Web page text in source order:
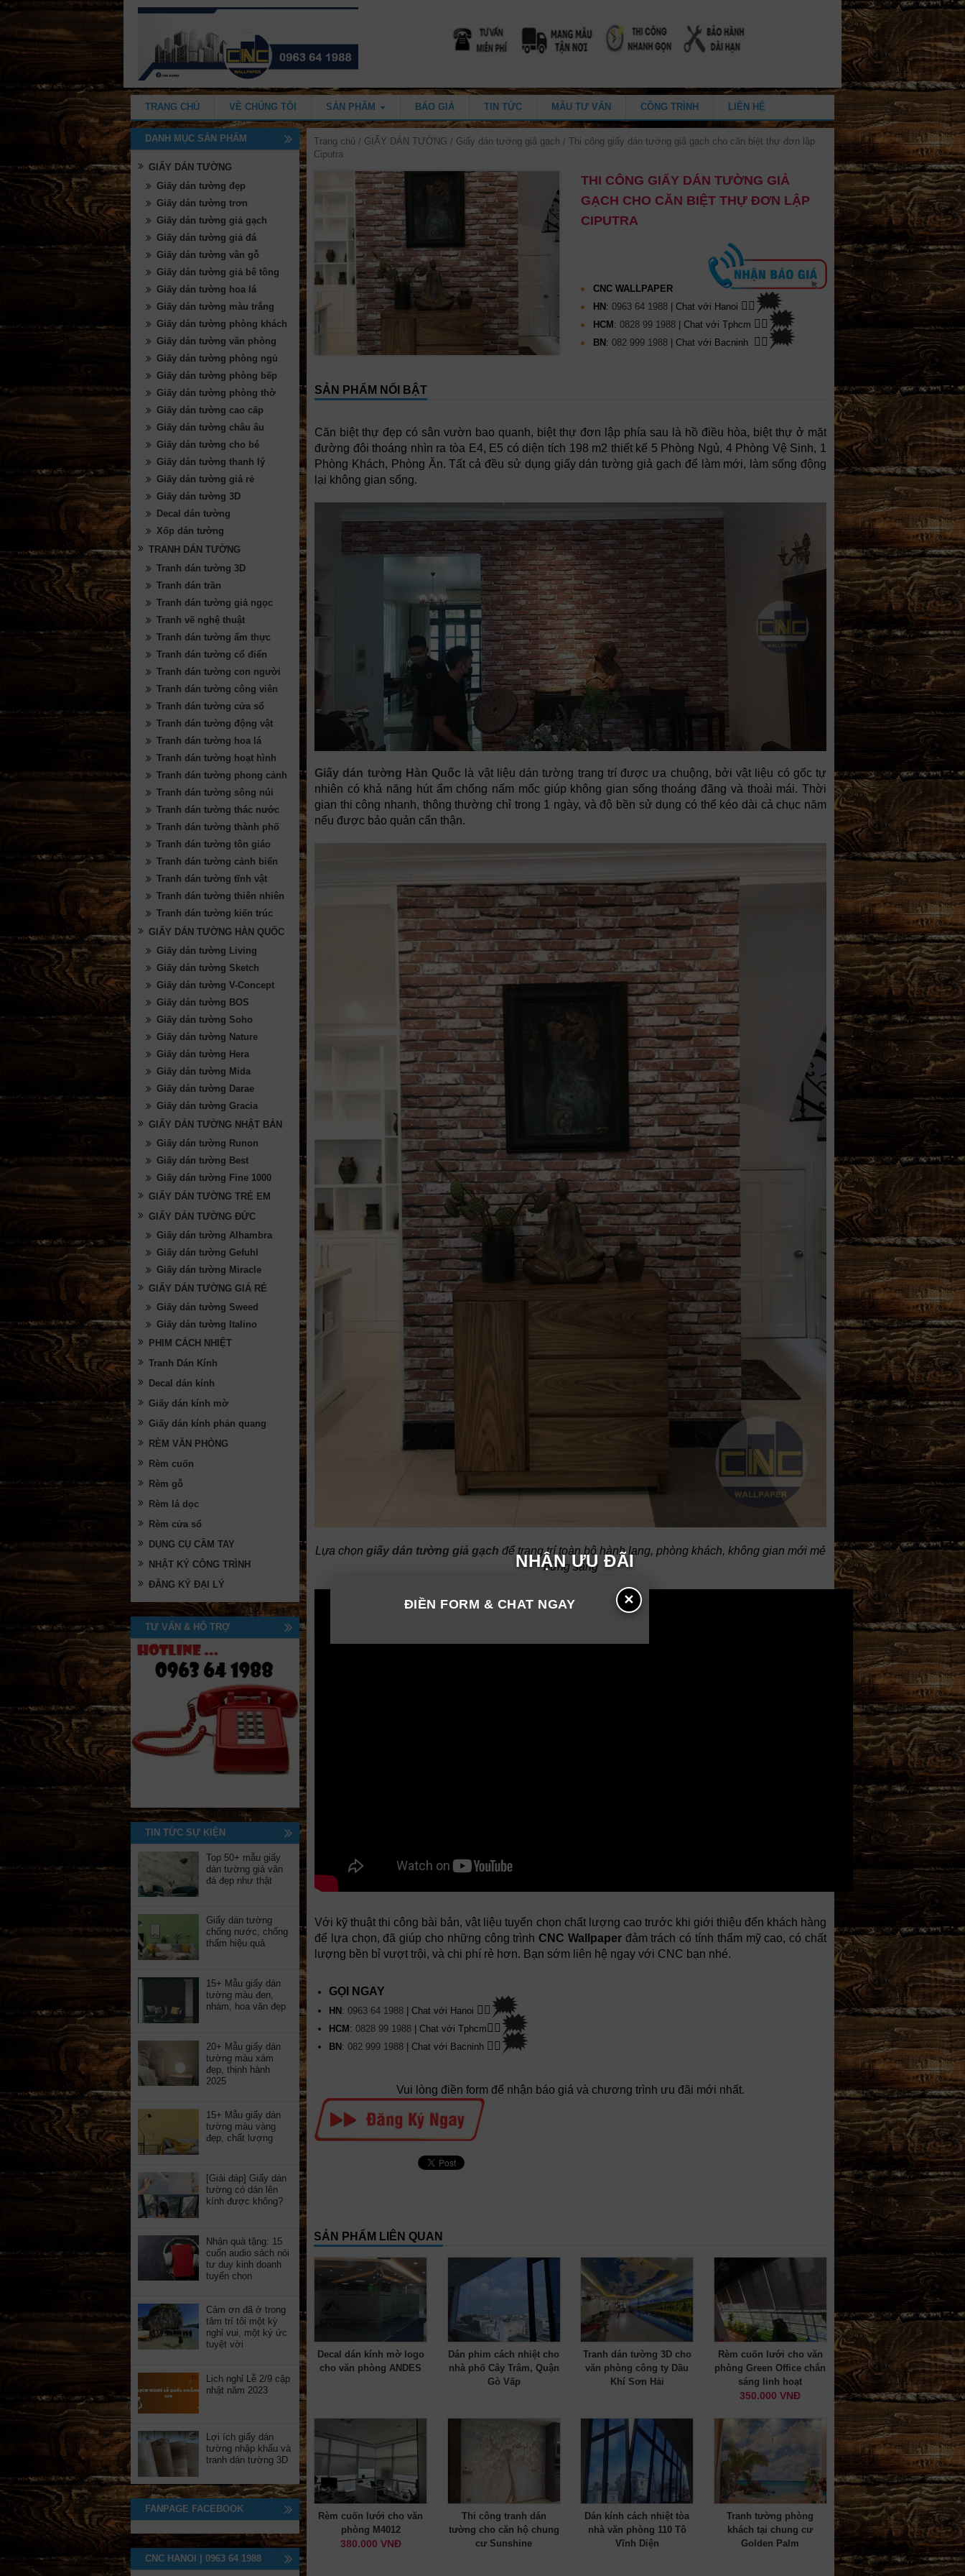
NHẬN ƯU ĐÃI
✕
ĐIỀN FORM & CHAT NGAY
TRANG CHỦ VỀ CHÚNG TÔI SẢN PHẨM BÁO GIÁ TIN TỨC MẪU TƯ VẤN CÔNG TRÌNH LIÊN HỆ
Trang chủ / GIẤY DÁN TƯỜNG / Giấy dán tường giả gạch / Thi công giấy dán tường giả gạch cho căn biệt thự đơn lập
Ciputra
THI CÔNG GIẤY DÁN TƯỜNG GIẢ
GẠCH CHO CĂN BIỆT THỰ ĐƠN LẬP
CIPUTRA
CNC WALLPAPER
HN : 0963 64 1988 | Chat với Hanoi 👉🏽 🗯
HCM : 0828 99 1988 | Chat với Tphcm 👉🏽 🗯
BN : 082 999 1988 | Chat với Bacninh 👉🏽 🗯
SẢN PHẨM NỔI BẬT
Căn biệt thự đẹp có sân vườn bao quanh, biệt thự đơn lập phía sau là hồ điều hòa, biệt thự ở mặt
đường đôi thoáng nhìn ra tòa E4, E5 có diện tích 198 m2 thiết kế 5 Phòng Ngủ, 4 Phòng Vệ Sinh, 1
Phòng Khách, Phòng Ăn. Tất cả đều sử dụng giấy dán tường giả gạch để làm mới, làm sống động
lại không gian sống.
Giấy dán tường Hàn Quốc là vật liệu dán tường trang trí được ưa chuộng, bởi vật liệu có gốc tự
nhiên có khả năng hút ẩm chống nấm mốc giúp không gian sống thoáng đãng và thoải mái. Thời
gian thi công nhanh, thông thường chỉ trong 1 ngày, và độ bền sử dụng có thể kéo dài cả chục năm
nếu được bảo quản cẩn thận.
Lựa chọn giấy dán tường giả gạch để trang trí toàn bộ hành lang, phòng khách, không gian mới mẻ
bừng sáng
Với kỹ thuật thi công bài bản, vật liệu tuyển chọn chất lượng cao trước khi giới thiệu đến khách hàng
để lựa chọn, đã giúp cho những công trìnhCNC Wallpaperđảm trách có tính thẩm mỹ cao, có chất
lượng bền bỉ vượt trội, và chi phí rẻ hơn. Bạn sớm liên hệ ngay với CNC bạn nhé.
GỌI NGAY
HN : 0963 64 1988 | Chat với Hanoi 👉🏽 🗯
HCM : 0828 99 1988 | Chat với Tphcm 👉🏽 🗯
BN : 082 999 1988 | Chat với Bacninh 👉🏽 🗯
Vui lòng điền form để nhận báo giá và chương trình ưu đãi mới nhất.
SẢN PHẨM LIÊN QUAN
Decal dán kính mờ logo
cho văn phòng ANDES
Dán phim cách nhiệt cho
nhà phố Cây Trâm, Quận
Gò Vấp
Tranh dán tường 3D cho
văn phòng công ty Dầu
Khí Sơn Hải
Rèm cuốn lưới cho văn
phòng Green Office chắn
sáng linh hoạt
350.000 VNĐ
Rèm cuốn lưới cho văn
phòng M4012
380.000 VNĐ
Thi công tranh dán
tường cho căn hộ chung
cư Sunshine
Dán kính cách nhiệt tòa
nhà văn phòng 110 Tô
Vĩnh Diện
Tranh tường phòng
khách tại chung cư
Golden Palm
DANH MỤC SẢN PHẨM
GIẤY DÁN TƯỜNG
Giấy dán tường đẹp
Giấy dán tường trơn
Giấy dán tường giả gạch
Giấy dán tường giả đá
Giấy dán tường vân gỗ
Giấy dán tường giả bê tông
Giấy dán tường hoa lá
Giấy dán tường màu trắng
Giấy dán tường phòng khách
Giấy dán tường văn phòng
Giấy dán tường phòng ngủ
Giấy dán tường phòng bếp
Giấy dán tường phòng thờ
Giấy dán tường cao cấp
Giấy dán tường châu âu
Giấy dán tường cho bé
Giấy dán tường thanh lý
Giấy dán tường giá rẻ
Giấy dán tường 3D
Decal dán tường
Xốp dán tường
TRANH DÁN TƯỜNG
Tranh dán tường 3D
Tranh dán trần
Tranh dán tường giả ngọc
Tranh vẽ nghệ thuật
Tranh dán tường ẩm thực
Tranh dán tường cổ điển
Tranh dán tường con người
Tranh dán tường công viên
Tranh dán tường cửa sổ
Tranh dán tường động vật
Tranh dán tường hoa lá
Tranh dán tường hoạt hình
Tranh dán tường phong cảnh
Tranh dán tường sông núi
Tranh dán tường thác nước
Tranh dán tường thành phố
Tranh dán tường tôn giáo
Tranh dán tường cảnh biển
Tranh dán tường tĩnh vật
Tranh dán tường thiên nhiên
Tranh dán tường kiến trúc
GIẤY DÁN TƯỜNG HÀN QUỐC
Giấy dán tường Living
Giấy dán tường Sketch
Giấy dán tường V-Concept
Giấy dán tường BOS
Giấy dán tường Soho
Giấy dán tường Nature
Giấy dán tường Hera
Giấy dán tường Mida
Giấy dán tường Darae
Giấy dán tường Gracia
GIẤY DÁN TƯỜNG NHẬT BẢN
Giấy dán tường Runon
Giấy dán tường Best
Giấy dán tường Fine 1000
GIẤY DÁN TƯỜNG TRẺ EM
GIẤY DÁN TƯỜNG ĐỨC
Giấy dán tường Alhambra
Giấy dán tường Gefuhl
Giấy dán tường Miracle
GIẤY DÁN TƯỜNG GIÁ RẺ
Giấy dán tường Sweed
Giấy dán tường Italino
PHIM CÁCH NHIỆT
Tranh Dán Kính
Decal dán kính
Giấy dán kính mờ
Giấy dán kính phản quang
RÈM VĂN PHÒNG
Rèm cuốn
Rèm gỗ
Rèm lá dọc
Rèm cửa sổ
DỤNG CỤ CẦM TAY
NHẬT KÝ CÔNG TRÌNH
ĐĂNG KÝ ĐẠI LÝ
TƯ VẤN & HỖ TRỢ
TIN TỨC SỰ KIỆN
Top 50+ mẫu giấy
dán tường giả vân
đá đẹp như thật
Giấy dán tường
chống nước, chống
thấm hiệu quả
15+ Mẫu giấy dán
tường màu đen,
nhám, hoa văn đẹp
20+ Mẫu giấy dán
tường màu xám
đẹp, thịnh hành
2025
15+ Mẫu giấy dán
tường màu vàng
đẹp, chất lượng
[Giải đáp] Giấy dán
tường có dán lên
kính được không?
Nhận quà tặng: 15
cuốn audio sách nói
tư duy kinh doanh
tuyển chọn
Cảm ơn đã ở trong
tâm trí tôi một kỳ
nghỉ vui, một ký ức
tuyệt vời
Lịch nghỉ Lễ 2/9 cập
nhật năm 2023
Lợi ích giấy dán
tường nhập khẩu và
tranh dán tường 3D
FANPAGE FACEBOOK
CNC HANOI | 0963 64 1988